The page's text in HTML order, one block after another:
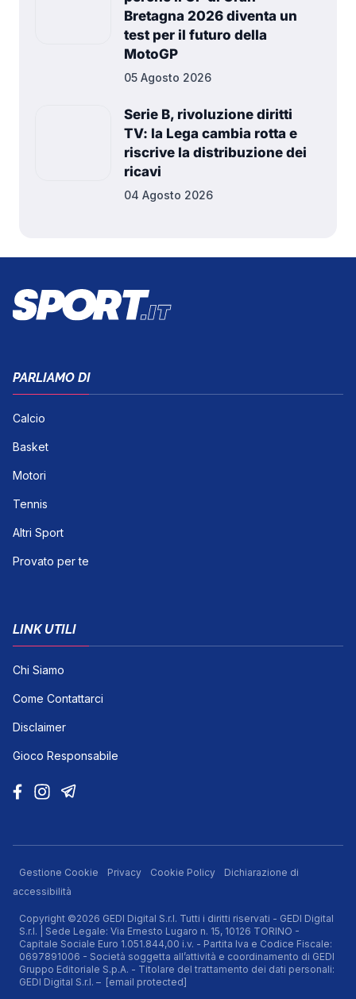
Bretagna 2026 diventa un
test per il futuro della
MotoGP
05 Agosto 2026
Serie B, rivoluzione diritti
TV: la Lega cambia rotta e
riscrive la distribuzione dei
ricavi
04 Agosto 2026
PARLIAMO DI
Calcio
Basket
Motori
Tennis
Altri Sport
Provato per te
LINK UTILI
Chi Siamo
Come Contattarci
Disclaimer
Gioco Responsabile
Gestione Cookie Privacy Cookie Policy
Dichiarazione di
accessibilità
Copyright ©2026 GEDI Digital S.r.l. Tutti i diritti riservati - GEDI Digital
S.r.l. | Sede Legale: Via Ernesto Lugaro n. 15, 10126 TORINO -
Capitale Sociale Euro 1.051.844,00 i.v. - Partita Iva e Codice Fiscale:
0697891006 - Società soggetta all’attività e coordinamento di GEDI
Gruppo Editoriale S.p.A. - Titolare del trattamento dei dati personali:
GEDI Digital S.r.l. – [email protected]